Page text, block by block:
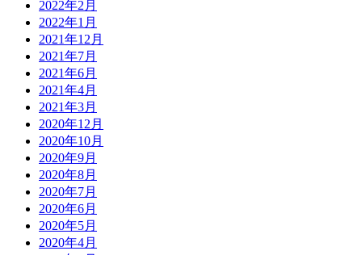
2022年2月
2022年1月
2021年12月
2021年7月
2021年6月
2021年4月
2021年3月
2020年12月
2020年10月
2020年9月
2020年8月
2020年7月
2020年6月
2020年5月
2020年4月